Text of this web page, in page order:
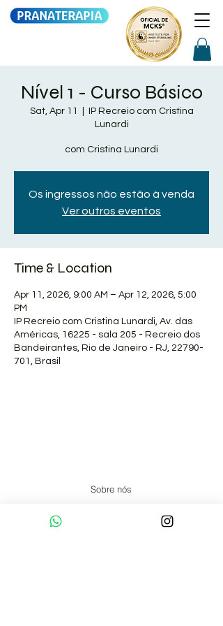
Nível 1 - Curso Básico
Sat, Apr 11
IP Recreio com Cristina
Lunardi
com Cristina Lunardi
Os ingressos não estão à venda
Ver outros eventos
Time & Location
Apr 11, 2026, 9:00 AM – Apr 12, 2026, 5:00
PM
IP Recreio com Cristina Lunardi, Av. das
Américas, 16225 - sala 205 - Recreio dos
Bandeirantes, Rio de Janeiro - RJ, 22790-
701, Brasil
Sobre nós